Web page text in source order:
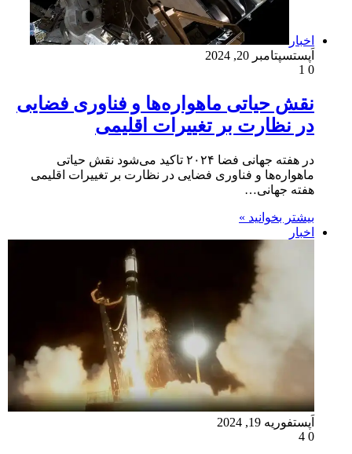
اخبار
اَپستسپتامبر 20, 2024
0
نقش حیاتی ماهواره‌ها و فناوری فضایی
در نظارت بر تغییرات اقلیمی
در هفته جهانی فضا ۲۰۲۴ تاکید می‌شود نقش حیاتی
ماهواره‌ها و فناوری فضایی در نظارت بر تغییرات اقلیمی
هفته جهانی…
بیشتر بخوانید »
اخبار
اَپستفوریه 19, 2024
0